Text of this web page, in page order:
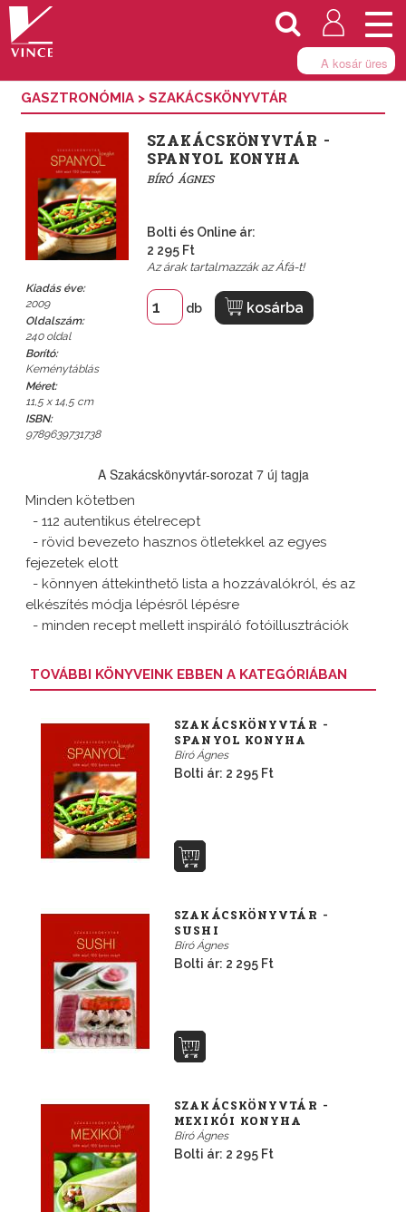
A kosár üres
GASZTRONÓMIA > SZAKÁCSKÖNYVTÁR
Kiadás éve:
2009
Oldalszám:
240 oldal
Borító:
Keménytáblás
Méret:
11,5 x 14,5 cm
ISBN:
9789639731738
SZAKÁCSKÖNYVTÁR -
SPANYOL KONYHA
BÍRÓ ÁGNES
Bolti és Online ár:
2 295 Ft
Az árak tartalmazzák az Áfá-t!
db kosárba
A Szakácskönyvtár-sorozat 7 új tagja
Minden kötetben
- 112 autentikus ételrecept
- rövid bevezeto hasznos ötletekkel az egyes
fejezetek elott
- könnyen áttekinthető lista a hozzávalókról, és az
elkészítés módja lépésről lépésre
- minden recept mellett inspiráló fotóillusztrációk
TOVÁBBI KÖNYVEINK EBBEN A KATEGÓRIÁBAN
SZAKÁCSKÖNYVTÁR -
SPANYOL KONYHA
Bíró Ágnes
Bolti ár: 2 295 Ft
SZAKÁCSKÖNYVTÁR -
SUSHI
Bíró Ágnes
Bolti ár: 2 295 Ft
SZAKÁCSKÖNYVTÁR -
MEXIKÓI KONYHA
Bíró Ágnes
Bolti ár: 2 295 Ft